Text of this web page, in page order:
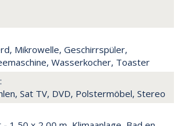
Mikrowelle, Geschirrspüler,
Wasserkocher, Toaster
Sat TV, DVD, Polstermöbel, Stereo